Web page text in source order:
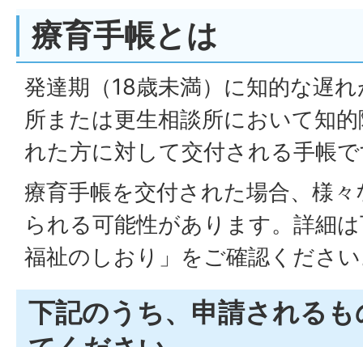
療育手帳とは
発達期（18歳未満）に知的な遅
所または更生相談所において知
れた方に対して交付される手帳
療育手帳を交付された場合、様
られる可能性があります。詳細
福祉のしおり」をご確認くださ
下記のうち、申請される